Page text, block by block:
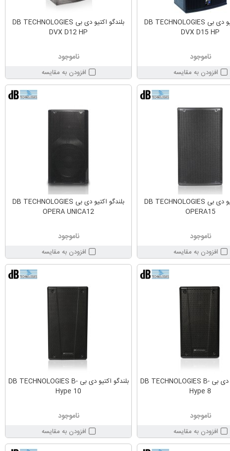
بلندگو اکتیو دی بی DB TECHNOLOGIES
DVX D15 HP
ناموجود
افزودن به مقایسه
بلندگو اکتیو دی بی DB TECHNOLOGIES
DVX D12 HP
ناموجود
افزودن به مقایسه
بلندگو اکتیو دی بی DB TECHNOLOGIES
OPERA15
ناموجود
افزودن به مقایسه
بلندگو اکتیو دی بی DB TECHNOLOGIES
OPERA UNICA12
ناموجود
افزودن به مقایسه
بلندگو اکتیو دی بی DB TECHNOLOGIES B-
Hype 8
ناموجود
افزودن به مقایسه
بلندگو اکتیو دی بی DB TECHNOLOGIES B-
Hype 10
ناموجود
افزودن به مقایسه